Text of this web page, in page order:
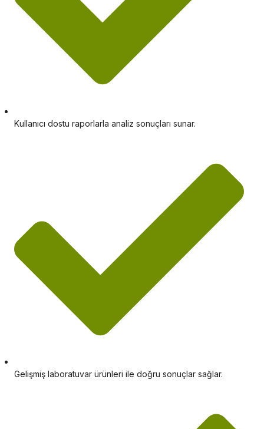
Kullanıcı dostu raporlarla analiz sonuçları sunar.
Gelişmiş laboratuvar ürünleri ile doğru sonuçlar sağlar.